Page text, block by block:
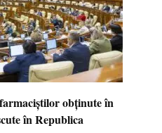
obținute în
în Republica